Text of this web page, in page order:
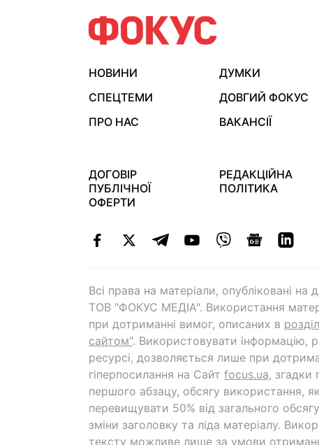
НОВИНИ ДУМКИ
СПЕЦТЕМИ
ДОВГИЙ ФОКУС
ПРО НАС
ВАКАНСІЇ
ДОГОВІР
ПУБЛІЧНОЇ
ОФЕРТИ
РЕДАКЦІЙНА
ПОЛІТИКА
Всі права на матеріали, опубліковані на
ТОВ "ФОКУС МЕДІА". Використання
при дотриманні вимог, описаних в
сайтом". Використовувати інформацію,
ресурсі, дозволяється лише при
гіперпосилання на Cайт focus.ua,
першого абзацу, обсягу використання,
перевищувати 50% від загального
зміни заголовку та ліда матеріалу.
тексту можливе лише за умови